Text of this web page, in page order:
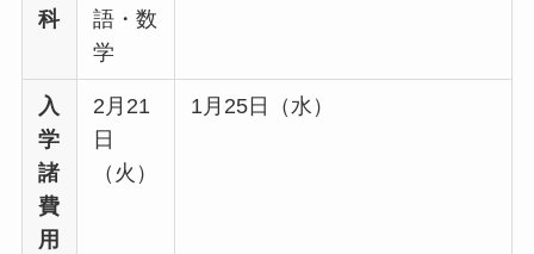
科
語・数
学
入
学
諸
費
用
2月21
日
（火）
1月25日（水）